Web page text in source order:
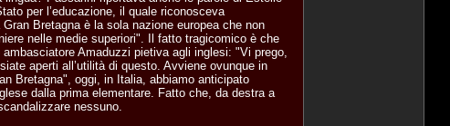
per l’educazione, il quale riconosceva
Bretagna è la sola nazione europea che non
nelle medie superiori". Il fatto tragicomico è che
Amaduzzi pietiva agli inglesi: "Vi prego,
aperti all’utilità di questo. Avviene ovunque in
Bretagna", oggi, in Italia, abbiamo anticipato
dalla prima elementare. Fatto che, da destra a
nessuno.